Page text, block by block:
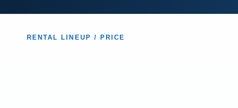
RENTAL LINEUP / PRICE